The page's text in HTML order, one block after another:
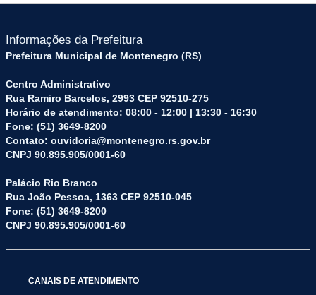
Informações da Prefeitura
Prefeitura Municipal de Montenegro (RS)
Centro Administrativo
Rua Ramiro Barcelos, 2993 CEP 92510-275
Horário de atendimento: 08:00 - 12:00 | 13:30 - 16:30
Fone: (51) 3649-8200
Contato: ouvidoria@montenegro.rs.gov.br
CNPJ 90.895.905/0001-60
Palácio Rio Branco
Rua João Pessoa, 1363 CEP 92510-045
Fone: (51) 3649-8200
CNPJ 90.895.905/0001-60
CANAIS DE ATENDIMENTO